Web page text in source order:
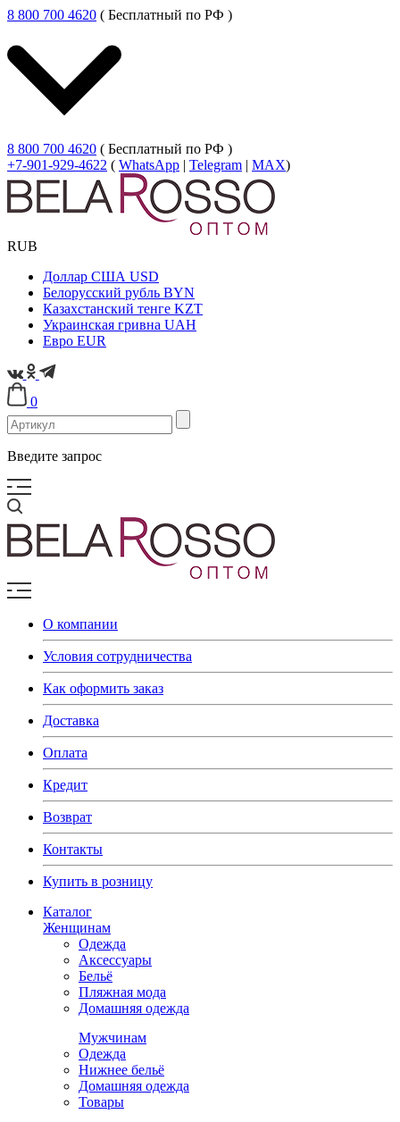
8 800 700 4620 ( Бесплатный по РФ )
8 800 700 4620 ( Бесплатный по РФ )
+7-901-929-4622 ( WhatsApp | Telegram | MAX)
RUB
Доллар США USD
Белорусский рубль BYN
Казахстанский тенге KZT
Украинская гривна UAH
Евро EUR
0
Введите запрос
О компании
Условия сотрудничества
Как оформить заказ
Доставка
Оплата
Кредит
Возврат
Контакты
Купить в розницу
Каталог
Женщинам
Одежда
Аксессуары
Бельё
Пляжная мода
Домашняя одежда
Мужчинам
Одежда
Нижнее бельё
Домашняя одежда
Товары